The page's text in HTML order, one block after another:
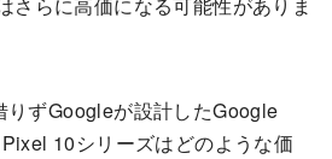
りずGoogleが設計したGoogle
10シリーズはどのような価